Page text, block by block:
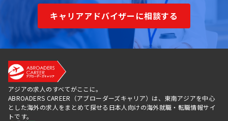
キャリアアドバイザーに相談する
アジアの求人のすべてがここに。
ABROADERS CAREER（アブローダーズキャリア）は、東南アジアを中心
とした海外の求人をまとめて探せる日本人向けの海外就職・転職情報サイ
トです。